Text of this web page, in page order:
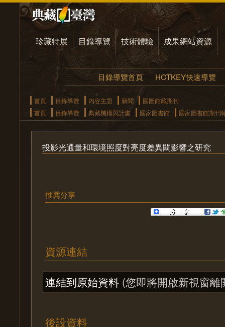
珍藏特展 目錄導覽 技術體驗 成果網站資源
目錄導覽首頁 HOTKEY快速導覽
首頁 目錄導覽 內容主題 新聞
國圖館藏期刊
首頁
目錄導覽 典藏機構與計畫 國家圖書館 國家圖書館期刊
投影光通量和環境照度對亮度差異閾影響之研究
推薦分享
資源連結
連結到原始資料 (您即將開啟新視窗離
後設資料